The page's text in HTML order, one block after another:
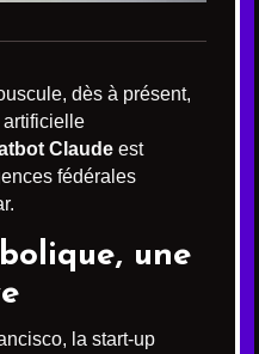
dès à présent,
artificielle
Claude est
fédérales
une
la start-up